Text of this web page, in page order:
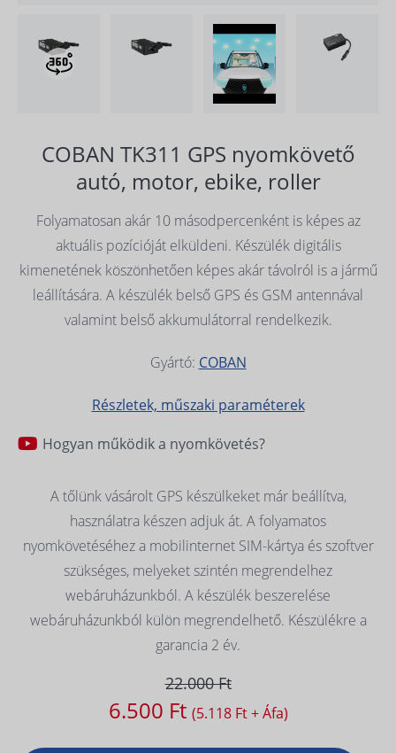
COBAN TK311 GPS nyomkövető
autó, motor, ebike, roller
Folyamatosan akár 10 másodpercenként is képes az
aktuális pozícióját elküldeni. Készülék digitális
kimenetének köszönhetően képes akár távolról is a jármű
leállítására. A készülék belső GPS és GSM antennával
valamint belső akkumulátorral rendelkezik.
Gyártó: COBAN
Részletek, műszaki paraméterek
Hogyan működik a nyomkövetés?
A tőlünk vásárolt GPS készülkeket már beállítva,
használatra készen adjuk át. A folyamatos
nyomkövetéséhez a mobilinternet SIM-kártya és szoftver
szükséges, melyeket szintén megrendelhez
webáruházunkból. A készülék beszerelése
webáruházunkból külön megrendelhető. Készülékre a
garancia 2 év.
22.000 Ft
6.500 Ft (5.118 Ft + Áfa)